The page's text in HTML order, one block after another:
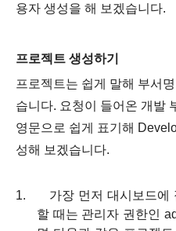
용자 생성을 해 보겠습니다.
프로젝트 생성하기
프로젝트는 쉽게 말해 부서
습니다. 요청이 들어온 개발
영문으로 쉽게 표기해
성해 보겠습니다.
1. 가장 먼저 대시보드에
할 때는 관리자 권한인